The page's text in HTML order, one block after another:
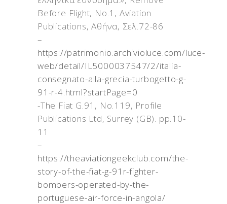
Before Flight, Νο.1, Aviation
Publications, Αθήνα, Σελ.72-86
–
https://patrimonio.archivioluce.com/luce-
web/detail/IL5000037547/2/italia-
consegnato-alla-grecia-turbogetto-g-
91-r-4.html?startPage=0
-The Fiat G.91, No.119, Profile
Publications Ltd, Surrey (GB). pp.10-
11
–
https://theaviationgeekclub.com/the-
story-of-the-fiat-g-91r-fighter-
bombers-operated-by-the-
portuguese-air-force-in-angola/